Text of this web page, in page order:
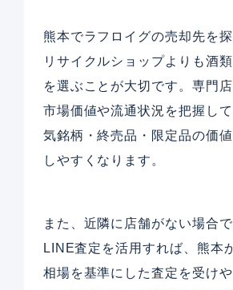
熊本でラフロイグの売却先を
リサイクルショップよりも酒
を選ぶことが大切です。専門
市場価値や流通状況を把握し
気銘柄・終売品・限定品の価
しやすくなります。
また、近隣に店舗がない場合
LINE査定を活用すれば、熊本
相場を基準にした査定を受け